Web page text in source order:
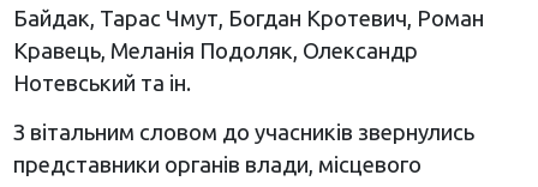
Байдак, Тарас Чмут, Богдан Кротевич, Роман
Кравець, Меланія Подоляк, Олександр
Нотевський та ін.
З вітальним словом до учасників звернулись
представники органів влади, місцевого